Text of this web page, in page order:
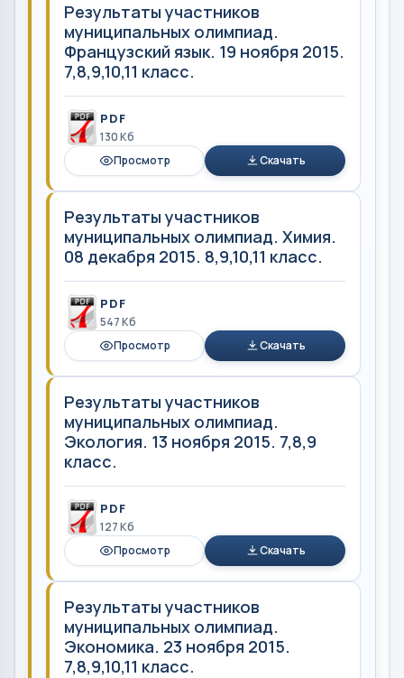
Результаты участников
муниципальных олимпиад.
Французский язык. 19 ноября 2015.
7,8,9,10,11 класс.
PDF
130 Кб
Просмотр
Скачать
Результаты участников
муниципальных олимпиад. Химия.
08 декабря 2015. 8,9,10,11 класс.
PDF
547 Кб
Просмотр
Скачать
Результаты участников
муниципальных олимпиад.
Экология. 13 ноября 2015. 7,8,9
класс.
PDF
127 Кб
Просмотр
Скачать
Результаты участников
муниципальных олимпиад.
Экономика. 23 ноября 2015.
7,8,9,10,11 класс.